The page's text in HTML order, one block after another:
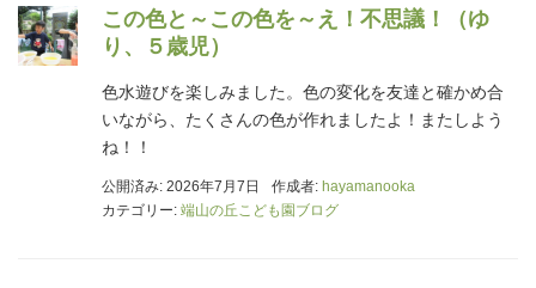
この色と～この色を～え！不思議！（ゆ
り、５歳児）
色水遊びを楽しみました。色の変化を友達と確かめ合
いながら、たくさんの色が作れましたよ！またしよう
ね！！
公開済み: 2026年7月7日 作成者: hayamanooka
カテゴリー: 端山の丘こども園ブログ